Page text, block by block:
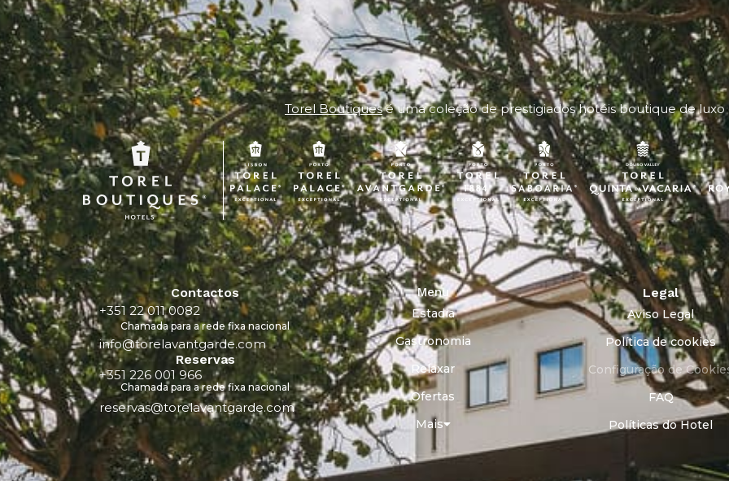
Torel Boutiquesé uma coleção de prestigiados hotéis boutique de luxo
Contactos
+351 22 011 0082
Chamada para a rede fixa nacional
info@torelavantgarde.com
Reservas
+351 226 001 966
Chamada para a rede fixa nacional
reservas@torelavantgarde.com
Menu
Estadia
Gastronomia
Relaxar
Ofertas
Mais
Legal
Aviso Legal
Política de cookies
Configuração de
FAQ
Políticas do Hotel